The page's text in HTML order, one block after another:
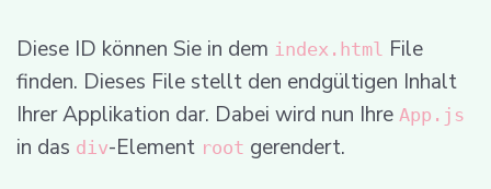
Diese ID können Sie in dem index.html File
finden. Dieses File stellt den endgültigen Inhalt
Ihrer Applikation dar. Dabei wird nun Ihre App.js
in das div-Element root gerendert.